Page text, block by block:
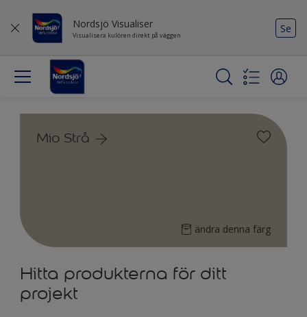
Nordsjö Visualiser
Visualisera kulören direkt på väggen
Se
Mio Strå
ändra denna färg
Hitta produkterna för ditt
projekt